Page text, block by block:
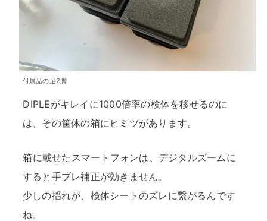
付属品の足2脚
DIPLEがキレイに1000倍率の検体を移せるのに
は、その筐体の箱にヒミツがあります。
箱に載せたスマートフォンは、デジタルズームに
すると手ブレ補正が効きません。
少しの揺れが、検体シートのズレに繋がるんです
ね。